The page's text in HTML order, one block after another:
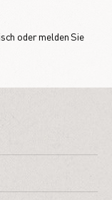
oder melden Sie